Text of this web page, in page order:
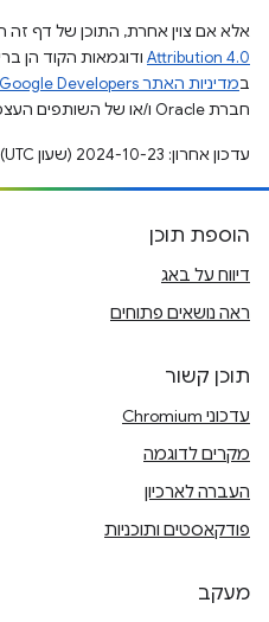
אלא אם צוין אחרת, התוכן של דף זה
Attribution 4.0 ודוגמאות הקוד הן
במדיניות האתר Google Developers‏
חברת Oracle ו/או של השותפים העצמאיים שלה.
עדכון אחרון: 2024-10-23 (שעון UTC).
הוספת תוכן
דיווח על באג
ראה נושאים פתוחים
תוכן קשור
עדכוני Chromium
מקרים לדוגמה
העברה לארכיון
פודקאסטים ותוכניות
מעקב